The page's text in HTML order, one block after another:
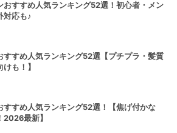
おすすめ人気ランキング52選！初心者・メン
対応も♪
すすめ人気ランキング52選【プチプラ・髪質
も！】
すすめ人気ランキング52選！【焦げ付かな
2026最新】